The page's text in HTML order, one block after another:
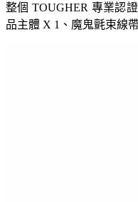
整個 TOUGHER 專業認
品主體 X 1、魔鬼氈束線